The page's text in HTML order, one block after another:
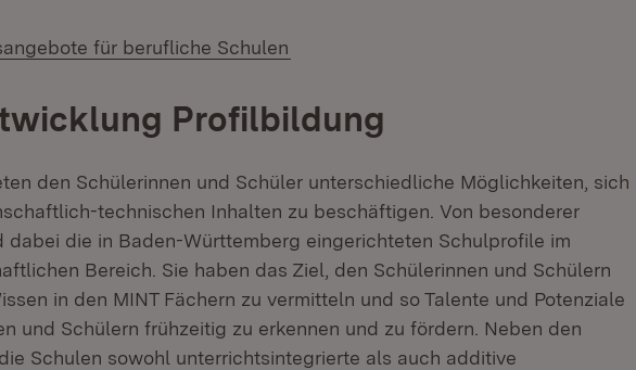
für berufliche Schulen
Profilbildung
den Schülerinnen und Schüler unterschiedliche Möglichkeiten, sich
technischen Inhalten zu beschäftigen. Von besonderer
dabei die in Baden-Württemberg eingerichteten Schulprofile im
Bereich. Sie haben das Ziel, den Schülerinnen und Schülern
in den MINT Fächern zu vermitteln und so Talente und Potenziale
und Schülern frühzeitig zu erkennen und zu fördern. Neben den
Schulen sowohl unterrichtsintegrierte als auch additive